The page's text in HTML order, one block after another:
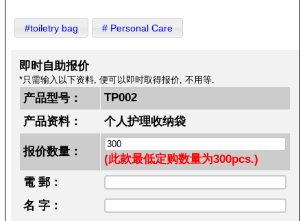
#toiletry bag # Personal Care
即时自助报价
*只需输入以下资料, 便可以即时取得报价, 不用等.
产品型号：
TP002
产品资料：
个人护理收纳袋
报价数量：
(此款最低定购数量为300pcs.)
電 郵：
名 字：